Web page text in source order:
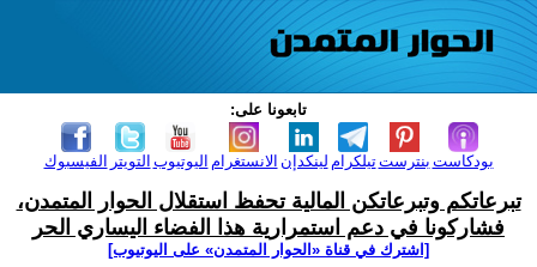
تابعونا على:
الفيسبوك التويتر اليوتيوب الانستغرام لينكدإن تيلكرامبنترست بودكاست
تبرعاتكم وتبرعاتكن المالية تحفظ استقلال الحوار المتمدن،
فشاركونا في دعم استمرارية هذا الفضاء اليساري الحر
[اشترك في قناة ‫«الحوار المتمدن» على اليوتيوب]